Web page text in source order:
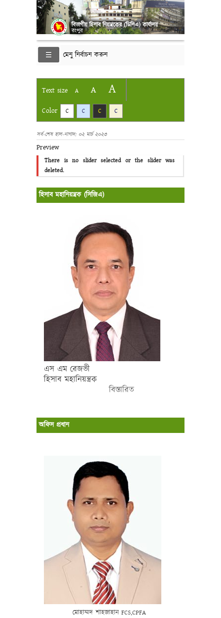
বিভাগীয় হিসাব নিয়ন্ত্রকের (ডিসিএ) কার্যালয়
রংপুর
মেনু নির্বাচন করুন
Text size A A A
Color C C C C
সর্ব-শেষ হাল-নাগাদ: ০২ মার্চ ২০২৩
Preview
There is no slider selected or the slider was
deleted.
হিসাব মহানিয়ন্ত্রক (সিজিএ)
এস এম রেজভী
হিসাব মহানিয়ন্ত্রক
বিস্তারিত
অফিস প্রধান
মোহাম্মদ শাহজাহান FCS,CPFA